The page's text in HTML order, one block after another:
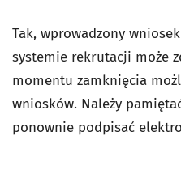
Tak, wprowadzony
systemie rekrutacji może
momentu zamknięcia
wniosków. Należy
ponownie podpisać